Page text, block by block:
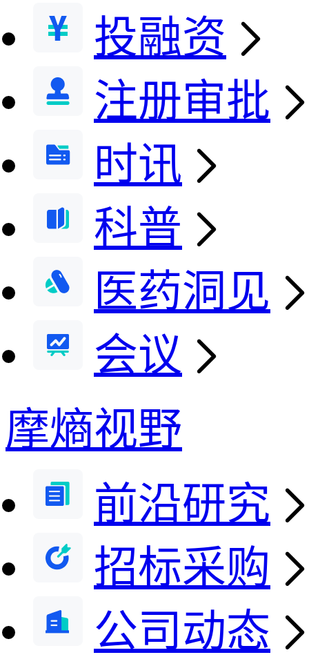
投融资
注册审批
时讯
科普
医药洞见
会议
摩熵视野
前沿研究
招标采购
公司动态